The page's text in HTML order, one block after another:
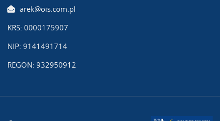
arek@ois.com.pl
KRS: 0000175907
NIP: 9141491714
REGON: 932950912